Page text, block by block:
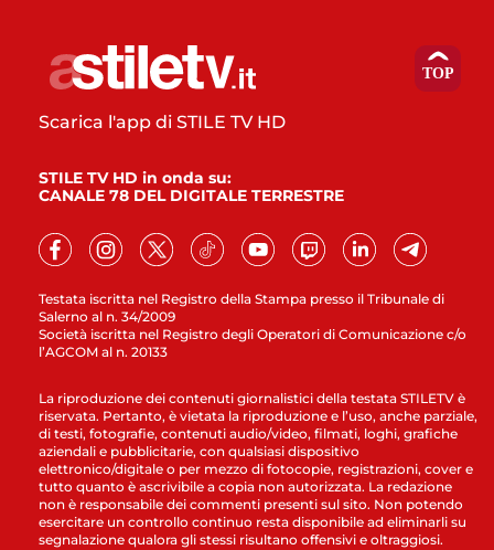
Testata iscritta nel Registro della Stampa presso il Tribunale di
Salerno al n. 34/2009
Società iscritta nel Registro degli Operatori di Comunicazione c/o
l’AGCOM al n. 20133
Scarica l'app di STILE TV HD
STILE TV HD in onda su:
CANALE 78 DEL DIGITALE TERRESTRE
La riproduzione dei contenuti giornalistici della testata STILETV è
riservata. Pertanto, è vietata la riproduzione e l’uso, anche parziale,
di testi, fotografie, contenuti audio/video, filmati, loghi, grafiche
aziendali e pubblicitarie, con qualsiasi dispositivo
elettronico/digitale o per mezzo di fotocopie, registrazioni, cover e
tutto quanto è ascrivibile a copia non autorizzata. La redazione
non è responsabile dei commenti presenti sul sito. Non potendo
esercitare un controllo continuo resta disponibile ad eliminarli su
segnalazione qualora gli stessi risultano offensivi e oltraggiosi.